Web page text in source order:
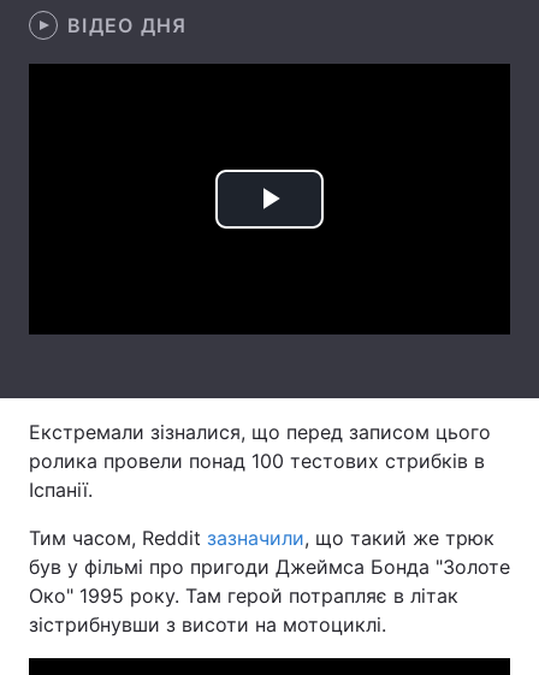
Тема оформлення
ВІДЕО ДНЯ
Play
Екстремали зізналися, що перед записом цього
ролика провели понад 100 тестових стрибків в
Іспанії.
Тим часом, Reddit зазначили, що такий же трюк
був у фільмі про пригоди Джеймса Бонда "Золоте
Око" 1995 року. Там герой потрапляє в літак
зістрибнувши з висоти на мотоциклі.